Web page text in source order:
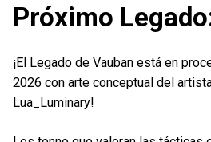
Próximo
¡El Legado de Vauban está en
2026 con arte conceptual del
Lua_Luminary!